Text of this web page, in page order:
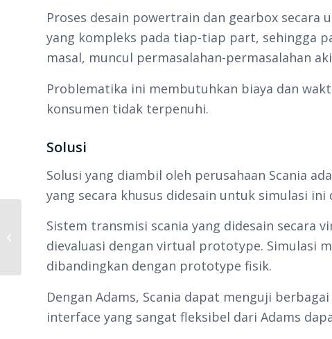
Proses desain powertrain dan gearbox
yang kompleks pada tiap-tiap part, sehingga
masal, muncul permasalahan-permasalahan
Problematika ini membutuhkan biaya dan
konsumen tidak terpenuhi.
Solusi
Solusi yang diambil oleh perusahaan Scania
yang secara khusus didesain untuk simulasi
Sistem transmisi scania yang didesain secara
dievaluasi dengan virtual prototype. Simulasi
dibandingkan dengan prototype fisik.
Dengan Adams, Scania dapat menguji
interface yang sangat fleksibel dari Adams
Prediksi dan peningkatan performa
seal pintu kendaraan – Tata Motors